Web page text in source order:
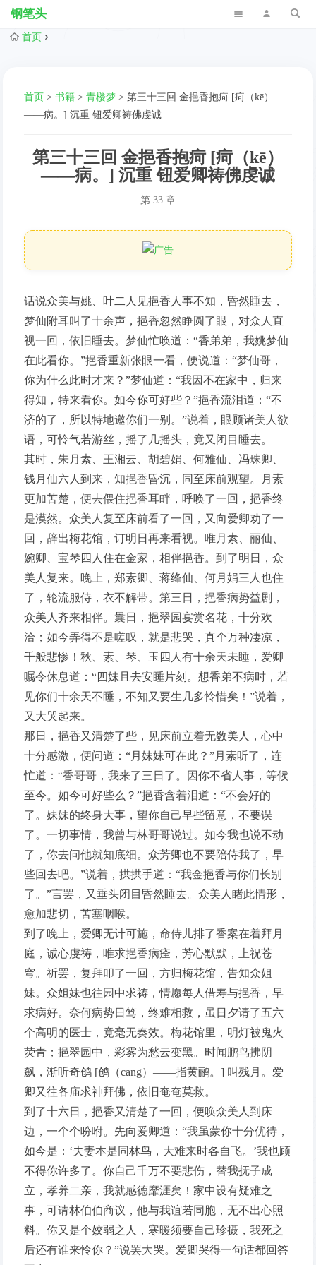
钢笔头
首页
首页 >书籍 >青楼梦 >第三十三回 金挹香抱疴 [疴（kē）
——病。] 沉重 钮爱卿祷佛虔诚
第三十三回 金挹香抱疴 [疴（kē）
——病。] 沉重 钮爱卿祷佛虔诚
第 33 章
话说众美与姚、叶二人见挹香人事不知，昏然睡去，
梦仙附耳叫了十余声，挹香忽然睁圆了眼，对众人直
视一回，依旧睡去。梦仙忙唤道：“香弟弟，我姚梦仙
在此看你。”挹香重新张眼一看，便说道：“梦仙哥，
你为什么此时才来？”梦仙道：“我因不在家中，归来
得知，特来看你。如今你可好些？”挹香流泪道：“不
济的了，所以特地邀你们一别。”说着，眼顾诸美人欲
语，可怜气若游丝，摇了几摇头，竟又闭目睡去。
其时，朱月素、王湘云、胡碧娟、何雅仙、冯珠卿、
钱月仙六人到来，知挹香昏沉，同至床前观望。月素
更加苦楚，便去偎住挹香耳畔，呼唤了一回，挹香终
是漠然。众美人复至床前看了一回，又向爱卿劝了一
回，辞出梅花馆，订明日再来看视。唯月素、丽仙、
婉卿、宝琴四人住在金家，相伴挹香。到了明日，众
美人复来。晚上，郑素卿、蒋绛仙、何月娟三人也住
了，轮流服侍，衣不解带。第三日，挹香病势益剧，
众美人齐来相伴。曩日，挹翠园宴赏名花，十分欢
洽；如今弄得不是嗟叹，就是悲哭，真个万种凄凉，
千般悲惨！秋、素、琴、玉四人有十余天未睡，爱卿
嘱令休息道：“四妹且去安睡片刻。想香弟不病时，若
见你们十余天不睡，不知又要生几多怜惜矣！”说着，
又大哭起来。
那日，挹香又清楚了些，见床前立着无数美人，心中
十分感激，便问道：“月妹妹可在此？”月素听了，连
忙道：“香哥哥，我来了三日了。因你不省人事，等候
至今。如今可好些么？”挹香含着泪道：“不会好的
了。妹妹的终身大事，望你自己早些留意，不要误
了。一切事情，我曾与林哥哥说过。如今我也说不动
了，你去问他就知底细。众芳卿也不要陪侍我了，早
些回去吧。”说着，拱拱手道：“我金挹香与你们长别
了。”言罢，又垂头闭目昏然睡去。众美人睹此情形，
愈加悲切，苦塞咽喉。
到了晚上，爱卿无计可施，命侍儿排了香案在着拜月
庭，诚心虔祷，唯求挹香病痊，芳心默默，上祝苍
穹。祈罢，复拜叩了一回，方归梅花馆，告知众姐
妹。众姐妹也往园中求祷，情愿每人借寿与挹香，早
求病好。奈何病势日笃，终难相救，虽日夕请了五六
个高明的医士，竟毫无奏效。梅花馆里，明灯被鬼火
荧青；挹翠园中，彩雾为愁云变黑。时闻鹏鸟拂阴
飙，渐听奇鸧 [鸧（cāng）——指黄鹂。] 叫残月。爱
卿又往各庙求神拜佛，依旧奄奄莫救。
到了十六日，挹香又清楚了一回，便唤众美人到床
边，一个个吩咐。先向爱卿道：“我虽蒙你十分优待，
如今是：‘夫妻本是同林鸟，大难来时各自飞。’我也顾
不得你许多了。你自己千万不要悲伤，替我抚子成
立，孝养二亲，我就感德靡涯矣！家中设有疑难之
事，可请林伯伯商议，他与我谊若同胞，无不出心照
料。你又是个姣弱之人，寒暖须要自己珍摄，我死之
后还有谁来怜你？”说罢大哭。爱卿哭得一句话都回答